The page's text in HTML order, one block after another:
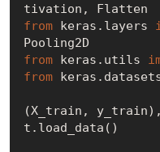
from keras.layers
from keras.utils
from
(X_train,
t.load_data()